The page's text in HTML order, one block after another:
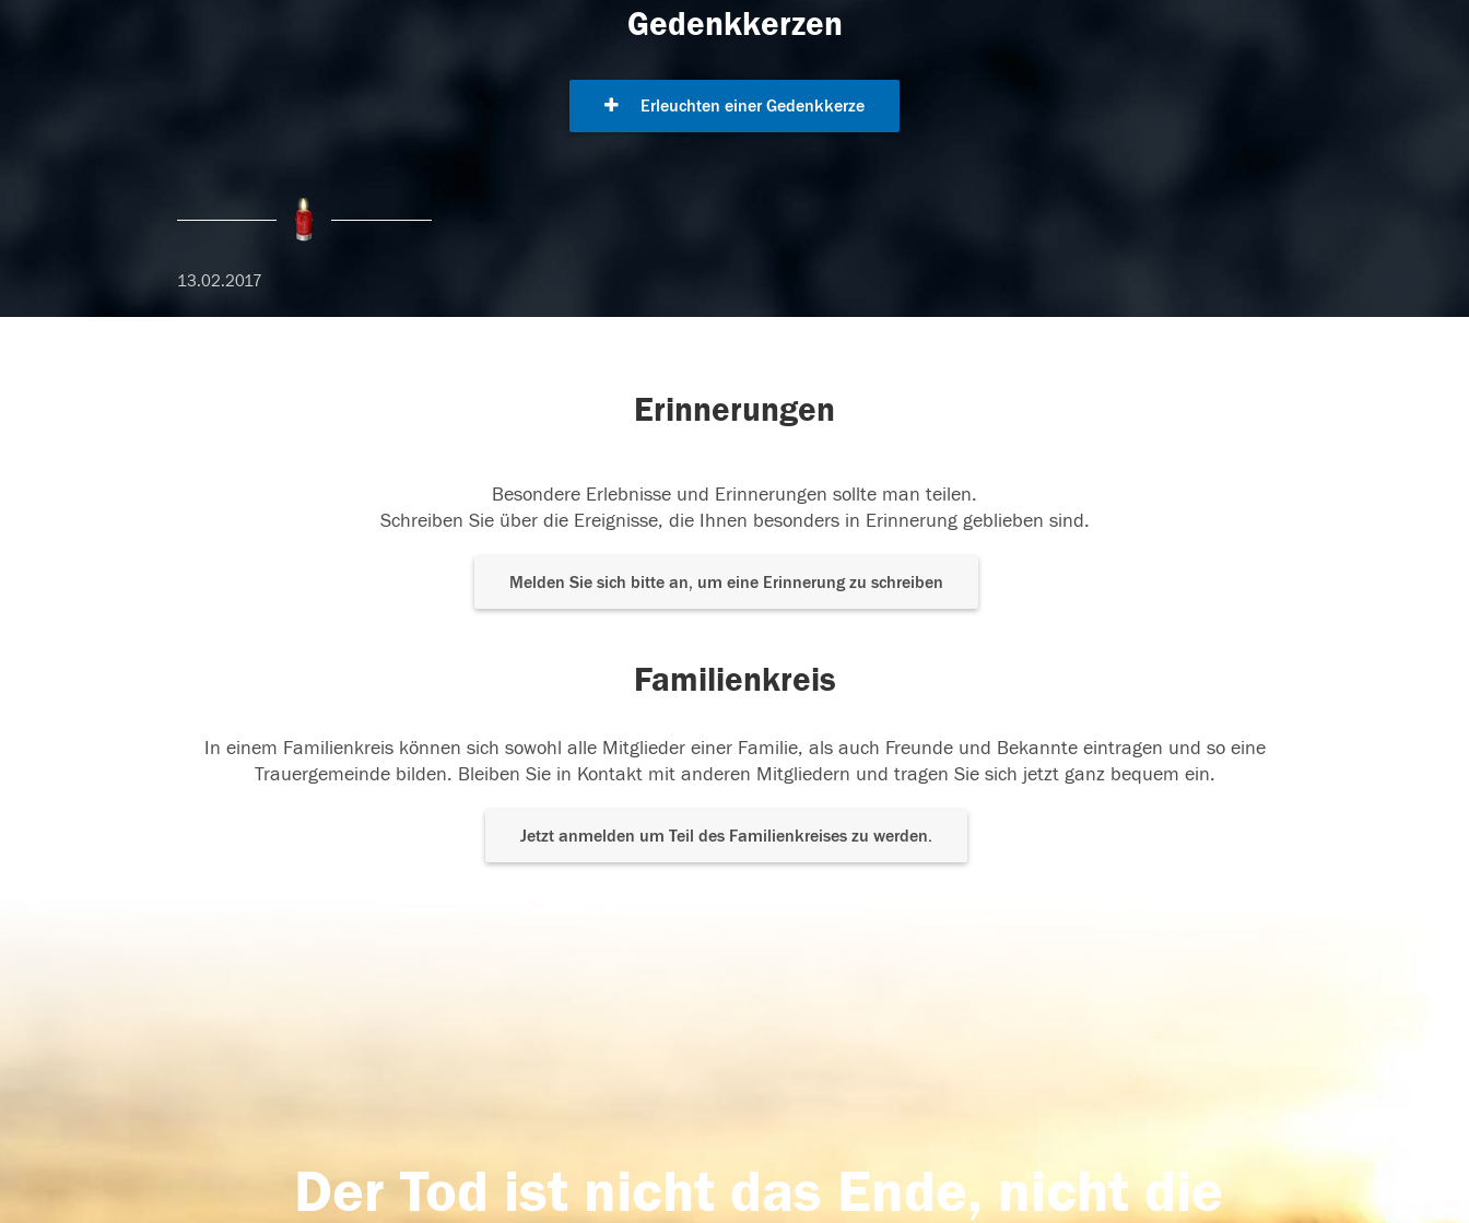
Gedenkkerzen
Erleuchten einer Gedenkkerze
13.02.2017
Erinnerungen
Besondere Erlebnisse und Erinnerungen sollte man teilen.
Schreiben Sie über die Ereignisse, die Ihnen besonders in Erinnerung geblieben sind.
Melden Sie sich bitte an, um eine Erinnerung zu schreiben
Familienkreis
In einem Familienkreis können sich sowohl alle Mitglieder einer Familie, als auch Freunde und Bekannte eintragen und so eine
Trauergemeinde bilden. Bleiben Sie in Kontakt mit anderen Mitgliedern und tragen Sie sich jetzt ganz bequem ein.
Jetzt anmelden um Teil des Familienkreises zu werden.
Der Tod ist nicht das Ende, nicht die